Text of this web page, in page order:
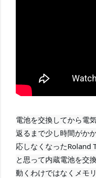
電池を交換してから電
返るまで少し時間がか
応しなくなったRoland
と思って内蔵電池を交
動くわけではなくメモ